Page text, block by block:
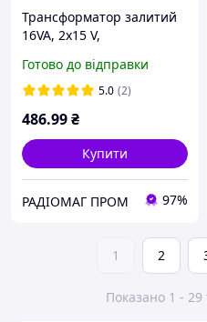
Трансформатор залитий
16VA, 2х15 V,
TUFVASSONS BREVE
TUFVASSONS
Готово до відправки
5.0 (2)
486.99₴
Купити
РАДІОМАГ ПРОМ 97%
1 2
Показано 1 - 29